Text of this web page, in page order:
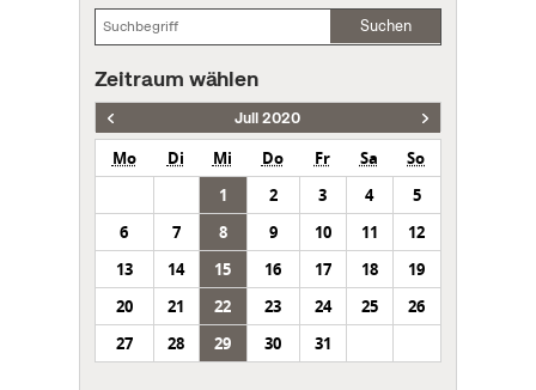
Suchen
Zeitraum wählen
Juli 2020
Mo Di Mi Do Fr Sa
So
1
2 3 4
5
6
7 8 9 10 11
12
13
14 15 16 17 18
19
20
21 22 23 24 25
26
27
28 29 30 31